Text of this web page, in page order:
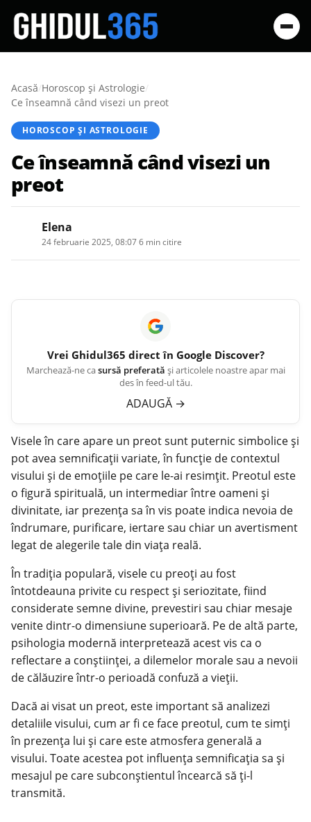
Acasă/Horoscop și Astrologie/
Ce înseamnă când visezi un preot
HOROSCOP ȘI ASTROLOGIE
Ce înseamnă când visezi un
preot
Elena
24 februarie 2025, 08:076 min citire
Vrei Ghidul365 direct în Google Discover?
Marchează-ne casursă preferată și articolele noastre apar mai
des în feed-ul tău.
ADAUGĂ →
Visele în care apare un preot sunt puternic simbolice și
pot avea semnificații variate, în funcție de contextul
visului și de emoțiile pe care le-ai resimțit. Preotul este
o figură spirituală, un intermediar între oameni și
divinitate, iar prezența sa în vis poate indica nevoia de
îndrumare, purificare, iertare sau chiar un avertisment
legat de alegerile tale din viața reală.
În tradiția populară, visele cu preoți au fost
întotdeauna privite cu respect și seriozitate, fiind
considerate semne divine, prevestiri sau chiar mesaje
venite dintr-o dimensiune superioară. Pe de altă parte,
psihologia modernă interpretează acest vis ca o
reflectare a conștiinței, a dilemelor morale sau a nevoii
de călăuzire într-o perioadă confuză a vieții.
Dacă ai visat un preot, este important să analizezi
detaliile visului, cum ar fi ce face preotul, cum te simți
în prezența lui și care este atmosfera generală a
visului. Toate acestea pot influența semnificația sa și
mesajul pe care subconștientul încearcă să ți-l
transmită.